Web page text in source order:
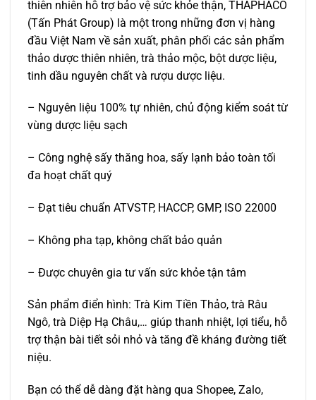
thiên nhiên hỗ trợ bảo vệ sức khỏe thận, THAPHACO
(Tấn Phát Group) là một trong những đơn vị hàng
đầu Việt Nam về sản xuất, phân phối các sản phẩm
thảo dược thiên nhiên, trà thảo mộc, bột dược liệu,
tinh dầu nguyên chất và rượu dược liệu.
– Nguyên liệu 100% tự nhiên, chủ động kiểm soát từ
vùng dược liệu sạch
– Công nghệ sấy thăng hoa, sấy lạnh bảo toàn tối
đa hoạt chất quý
– Đạt tiêu chuẩn ATVSTP, HACCP, GMP, ISO 22000
– Không pha tạp, không chất bảo quản
– Được chuyên gia tư vấn sức khỏe tận tâm
Sản phẩm điển hình: Trà Kim Tiền Thảo, trà Râu
Ngô, trà Diệp Hạ Châu,… giúp thanh nhiệt, lợi tiểu, hỗ
trợ thận bài tiết sỏi nhỏ và tăng đề kháng đường tiết
niệu.
Bạn có thể dễ dàng đặt hàng qua Shopee, Zalo,